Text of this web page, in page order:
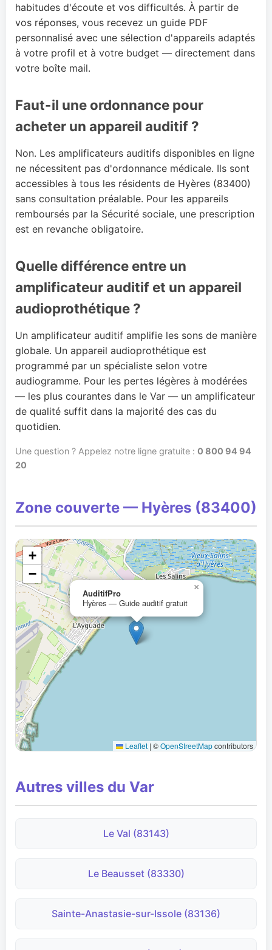
habitudes d'écoute et vos difficultés. À partir de
vos réponses, vous recevez un guide PDF
personnalisé avec une sélection d'appareils adaptés
à votre profil et à votre budget — directement dans
votre boîte mail.
Faut-il une ordonnance pour
acheter un appareil auditif ?
Non. Les amplificateurs auditifs disponibles en ligne
ne nécessitent pas d'ordonnance médicale. Ils sont
accessibles à tous les résidents de Hyères (83400)
sans consultation préalable. Pour les appareils
remboursés par la Sécurité sociale, une prescription
est en revanche obligatoire.
Quelle différence entre un
amplificateur auditif et un appareil
audioprothétique ?
Un amplificateur auditif amplifie les sons de manière
globale. Un appareil audioprothétique est
programmé par un spécialiste selon votre
audiogramme. Pour les pertes légères à modérées
— les plus courantes dans le Var — un amplificateur
de qualité suffit dans la majorité des cas du
quotidien.
Une question ? Appelez notre ligne gratuite : 0 800 94 94
20
Zone couverte — Hyères (83400)
AuditifPro
Hyères — Guide auditif gratuit
×
+
−
Leaflet | ©OpenStreetMapcontributors
Autres villes du Var
Le Val (83143)
Le Beausset (83330)
Sainte-Anastasie-sur-Issole (83136)